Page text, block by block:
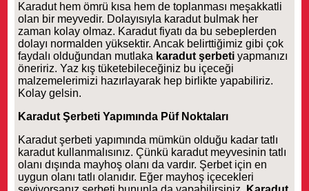
Karadut hem ömrü kısa hem de toplanması meşakkatli
olan bir meyvedir. Dolayısıyla karadut bulmak her
zaman kolay olmaz. Karadut fiyatı da bu sebeplerden
dolayı normalden yüksektir. Ancak belirttiğimiz gibi çok
faydalı olduğundan mutlaka karadut şerbetiyapmanızı
öneririz. Yaz kış tüketebileceğiniz bu içeceği
malzemelerimizi hazırlayarak hep birlikte yapabiliriz.
Kolay gelsin.
Karadut Şerbeti Yapımında Püf Noktaları
Karadut şerbeti yapımında mümkün olduğu kadar tatlı
karadut kullanmalısınız. Çünkü karadut meyvesinin tatlı
olanı dışında mayhoş olanı da vardır. Şerbet için en
uygun olanı tatlı olanıdır. Eğer mayhoş içecekleri